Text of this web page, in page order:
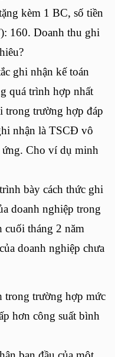
kèm 1 BC, số tiền
160. Doanh thu ghi
ghi nhận kế toán
quá trình hợp nhất
trong trường hợp đáp
nhận là TSCĐ vô
Cho ví dụ minh
bày cách thức ghi
doanh nghiệp trong
cuối tháng 2 năm
doanh nghiệp chưa
trong trường hợp mức
hơn công suất bình